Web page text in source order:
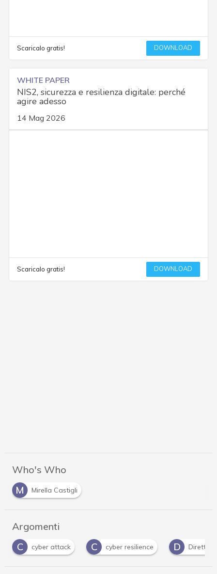
Scaricalo gratis! DOWNLOAD
WHITE PAPER
NIS2, sicurezza e resilienza digitale: perché
agire adesso
14 Mag 2026
Scaricalo gratis! DOWNLOAD
Who's Who
M
Mirella Castigli
Argomenti
C
cyber attack C cyber resilience D Direttiva